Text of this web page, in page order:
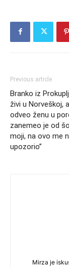
Previous article
Branko iz
živi u Norveškoj,
odveo ženu u
zanemeo je od
moji, na ovo me
upozorio”
Mirza je